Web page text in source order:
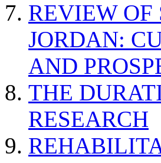
REVIEW OF
JORDAN:
AND
THE
RESEARCH